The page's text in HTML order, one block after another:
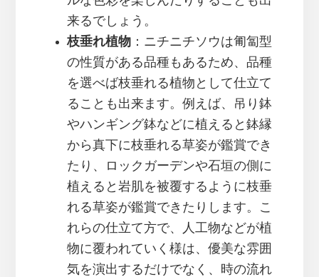
来るでしょう。
枝垂れ植物：ニチニチソウは匍匐型
の性質がある品種もあるため、品種
を選べば枝垂れる植物として仕立て
ることも出来ます。例えば、吊り鉢
やハンギング鉢などに植えると鉢縁
から真下に枝垂れる草姿が鑑賞でき
たり、ロックガーデンや石垣の側に
植えると岩肌を被覆するように枝垂
れる草姿が鑑賞できたりします。こ
れらの仕立て方で、人工物などが植
物に覆われていく様は、優美な雰囲
気を演出するだけでなく、時の流れ